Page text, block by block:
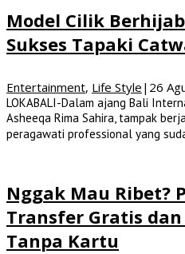
Model Cilik
Sukses Tapaki
Entertainment, Life Style | 26
LOKABALI-Dalam ajang Bali
Asheeqa Rima Sahira, tampak
peragawati professional yang
Nggak Mau Ribet?
Transfer Gratis
Tanpa Kartu